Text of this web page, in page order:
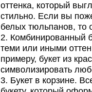
оттенка, который
стильно. Если вы
белых тюльпанов, то
Комбинированный
теми или иными
примеру, букет из
символизировать
Букет в корзине.